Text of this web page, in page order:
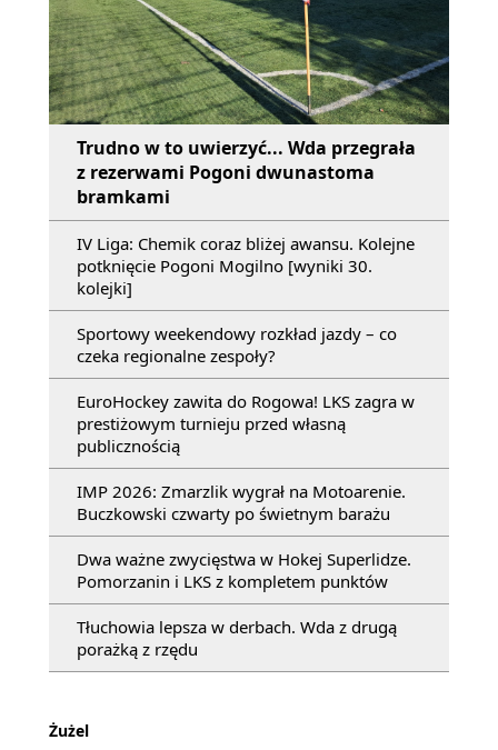
Trudno w to uwierzyć... Wda przegrała
z rezerwami Pogoni dwunastoma
bramkami
IV Liga: Chemik coraz bliżej awansu. Kolejne
potknięcie Pogoni Mogilno [wyniki 30.
kolejki]
Sportowy weekendowy rozkład jazdy – co
czeka regionalne zespoły?
EuroHockey zawita do Rogowa! LKS zagra w
prestiżowym turnieju przed własną
publicznością
IMP 2026: Zmarzlik wygrał na Motoarenie.
Buczkowski czwarty po świetnym barażu
Dwa ważne zwycięstwa w Hokej Superlidze.
Pomorzanin i LKS z kompletem punktów
Tłuchowia lepsza w derbach. Wda z drugą
porażką z rzędu
Żużel